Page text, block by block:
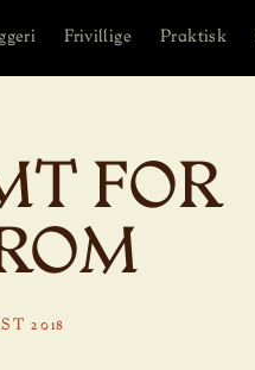
Frivillige Praktisk
FOR
2018